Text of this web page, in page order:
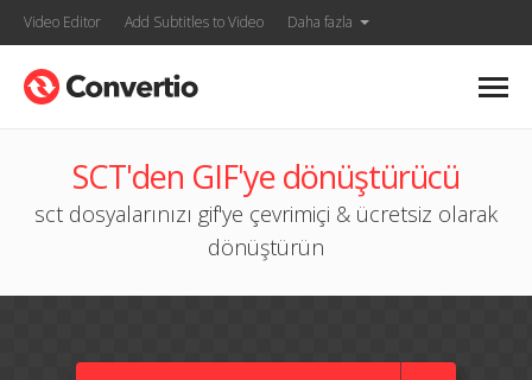
Video Editor Add Subtitles to Video Daha fazla
SCT'den GIF'ye dönüştürücü
sct dosyalarınızı gif'ye çevrimiçi & ücretsiz olarak
dönüştürün